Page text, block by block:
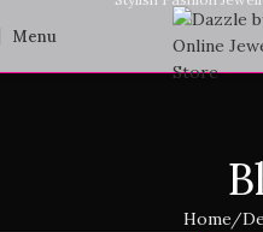
Menu
Home